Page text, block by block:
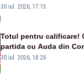
la 1 august
30 iul. 2026, 17:15
Totul pentru calificare!
partida cu Auda din
30 iul. 2026, 18:26